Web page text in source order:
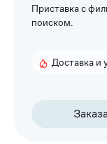
Приставка с
поиском.
Доставка и